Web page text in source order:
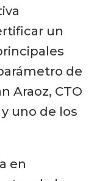
un
de
Araoz, CTO
uno de los
en